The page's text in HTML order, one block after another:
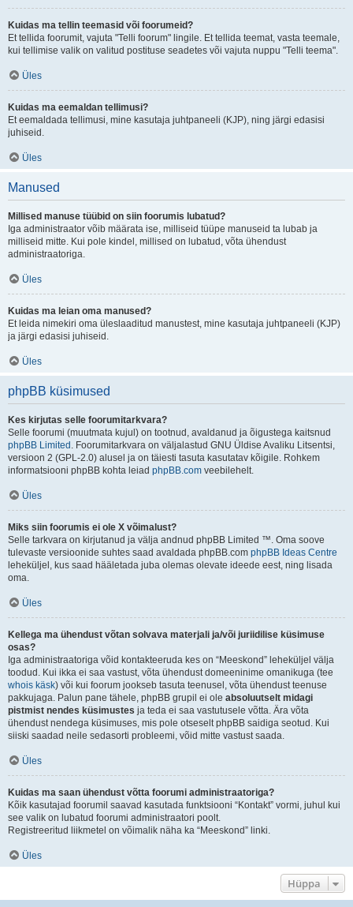
Kuidas ma tellin teemasid või foorumeid?
Et tellida foorumit, vajuta "Telli foorum" lingile. Et tellida teemat, vasta teemale,
kui tellimise valik on valitud postituse seadetes või vajuta nuppu "Telli teema".
Üles
Kuidas ma eemaldan tellimusi?
Et eemaldada tellimusi, mine kasutaja juhtpaneeli (KJP), ning järgi edasisi
juhiseid.
Üles
Manused
Millised manuse tüübid on siin foorumis lubatud?
Iga administraator võib määrata ise, milliseid tüüpe manuseid ta lubab ja
milliseid mitte. Kui pole kindel, millised on lubatud, võta ühendust
administraatoriga.
Üles
Kuidas ma leian oma manused?
Et leida nimekiri oma üleslaaditud manustest, mine kasutaja juhtpaneeli (KJP)
ja järgi edasisi juhiseid.
Üles
phpBB küsimused
Kes kirjutas selle foorumitarkvara?
Selle foorumi (muutmata kujul) on tootnud, avaldanud ja õigustega kaitsnud
phpBB Limited . Foorumitarkvara on väljalastud GNU Üldise Avaliku Litsentsi,
versioon 2 (GPL-2.0) alusel ja on täiesti tasuta kasutatav kõigile. Rohkem
informatsiooni phpBB kohta leiad phpBB.com veebilehelt.
Üles
Miks siin foorumis ei ole X võimalust?
Selle tarkvara on kirjutanud ja välja andnud phpBB Limited ™. Oma soove
tulevaste versioonide suhtes saad avaldada phpBB.com phpBB Ideas Centre
leheküljel, kus saad hääletada juba olemas olevate ideede eest, ning lisada
oma.
Üles
Kellega ma ühendust võtan solvava materjali ja/või juriidilise küsimuse
osas?
Iga administraatoriga võid kontakteeruda kes on “Meeskond” leheküljel välja
toodud. Kui ikka ei saa vastust, võta ühendust domeeninime omanikuga (tee
whois käsk) või kui foorum jookseb tasuta teenusel, võta ühendust teenuse
pakkujaga. Palun pane tähele, phpBB grupil ei ole absoluutselt midagi
pistmist nendes küsimustes ja teda ei saa vastutusele võtta. Ära võta
ühendust nendega küsimuses, mis pole otseselt phpBB saidiga seotud. Kui
siiski saadad neile sedasorti probleemi, võid mitte vastust saada.
Üles
Kuidas ma saan ühendust võtta foorumi administraatoriga?
Kõik kasutajad foorumil saavad kasutada funktsiooni “Kontakt” vormi, juhul kui
see valik on lubatud foorumi administraatori poolt.
Registreeritud liikmetel on võimalik näha ka “Meeskond” linki.
Üles
Hüppa